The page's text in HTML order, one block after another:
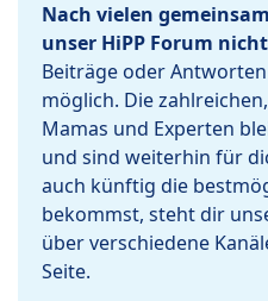
Nach vielen
unser HiPP Forum
Beiträge oder
möglich. Die
Mamas und Experten
und sind weiterhin für
auch künftig die
bekommst, steht dir
über verschiedene
Seite.